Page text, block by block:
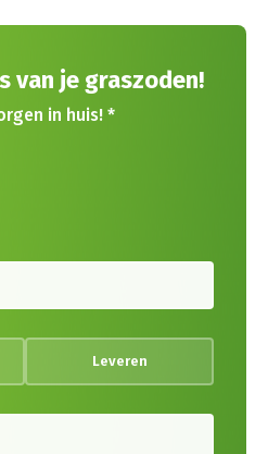
van je graszoden!
in huis! *
Leveren